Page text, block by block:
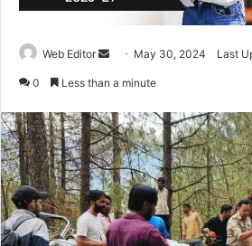
Web Editor
d
a
n
e
m
a
May 30, 2024 Last
0 Less than a minute